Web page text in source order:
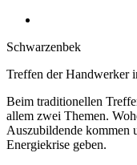
Schwarzenbek
Treffen der Handwerker
Beim traditionellen
allem zwei Themen.
Auszubildende kommen
Energiekrise geben.